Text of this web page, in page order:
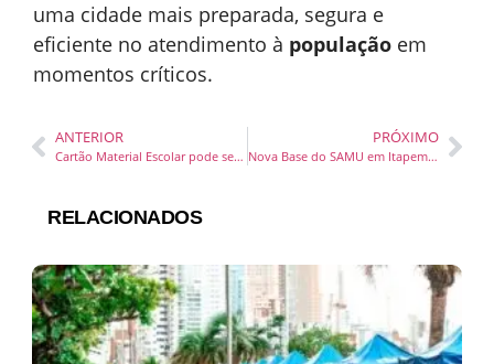
uma cidade mais preparada, segura e
eficiente no atendimento à população em
momentos críticos.
ANTERIOR
Cartão Material Escolar pode ser retirado nas unidades escolares a partir de sexta-feira
PRÓXIMO
Nova Base do SAMU em Itapema Reduz Tempo de Resposta e Reforça Atendimento de Urgência
RELACIONADOS